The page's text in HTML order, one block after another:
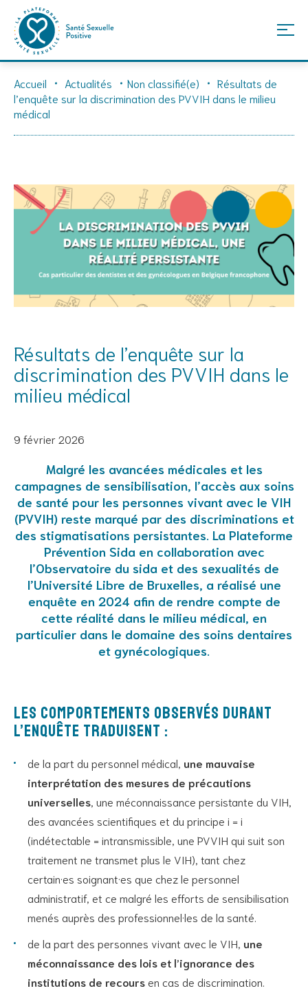
content
Accueil Actualités Non classifié(e)
Résultats de
l’enquête sur la discrimination des PVVIH dans le milieu
médical
Résultats de l’enquête sur la
discrimination des PVVIH dans le
milieu médical
9 février 2026
Malgré les avancées médicales et les
campagnes de sensibilisation, l’accès aux soins
de santé pour les personnes vivant avec le VIH
(PVVIH) reste marqué par des discriminations et
des stigmatisations persistantes. La Plateforme
Prévention Sida en collaboration avec
l’Observatoire du sida et des sexualités de
l’Université Libre de Bruxelles, a réalisé une
enquête en 2024 afin de rendre compte de
cette réalité dans le milieu médical, en
particulier dans le domaine des soins dentaires
et gynécologiques.
Les comportements observés durant
l’enquête traduisent :
de la part du personnel médical, une mauvaise
interprétation des mesures de précautions
universelles , une méconnaissance persistante du VIH,
des avancées scientifiques et du principe i = i
(indétectable = intransmissible, une PVVIH qui suit son
traitement ne transmet plus le VIH), tant chez
certain·es soignant·es que chez le personnel
administratif, et ce malgré les efforts de sensibilisation
menés auprès des professionnel·les de la santé.
de la part des personnes vivant avec le VIH, une
méconnaissance des lois et l’ignorance des
institutions de recours en cas de discrimination.